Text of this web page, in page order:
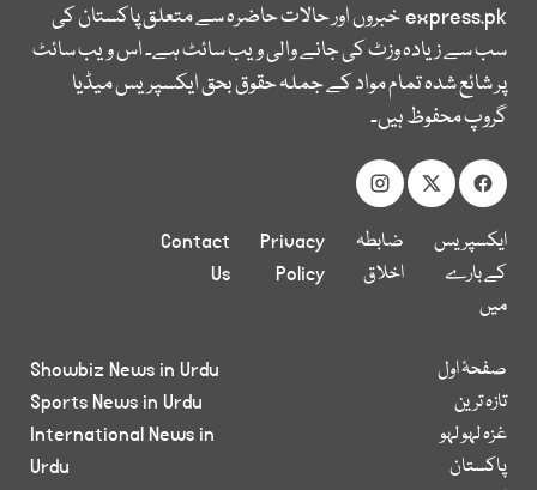
express.pkخبروں اور حالات حاضرہ سے متعلق پاکستان کی
سب سے زیادہ وزٹ کی جانے والی ویب سائٹ ہے۔ اس ویب سائٹ
پر شائع شدہ تمام مواد کے جملہ حقوق بحق ایکسپریس میڈیا
گروپ محفوظ ہیں۔
ایکسپریس
کے بارے
میں
ضابطہ
اخلاق
Privacy
Policy
Contact
Us
صفحۂ اول
تازہ ترین
غزہ لہو لہو
پاکستان
Showbiz News in Urdu
Sports News in Urdu
International News in
Urdu